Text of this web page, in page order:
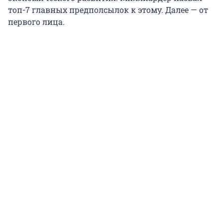
топ-7 главных предполсылок к этому. Далее — от
первого лица.